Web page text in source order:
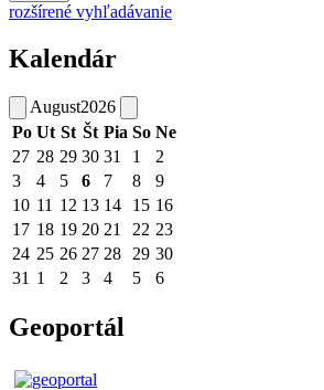
rozšírené vyhľadávanie
Kalendár
August2026
Po Ut St Št Pia So Ne
27 28 29 30 31 1
2
3
4 5 6 7 8
9
10 11 12 13 14 15 16
17 18 19 20 21 22 23
24 25 26 27 28 29 30
31 1 2 3 4 5 6
Geoportál